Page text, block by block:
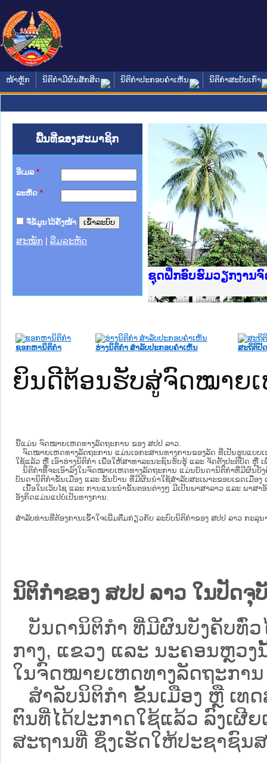
ໜ້າຫຼັກ ນິຕິກໍາມີຜົນສັກສິດ ນິຕິກໍາປະກອບຄໍາເຫັນ ນິຕິກໍາສະບັບເກົ່າ
ພື້ນທີ່ຂອງສະມາຊິກ
ອີເມລ *
ລະຫັດ *
ຈື່ຂໍ້ມູນໄວ້ຄັ້ງໜ້າ
ສະໝັກ ລືມລະຫັດ
Ministry of Justice
ເຜີຍແຜ່ວັບໄຊຈົດໝາຍ
ກະຊວງຍຸຕິທຳ
ຊຸດຝຶກອົບຮົມວຽກງານ
ກອງປະຊຸມທົບທວນຄືນ
ຝຶກອົບຮົມ ຜູ່ປະສານງາ
ຝຶກອົບຮົມ ຜູ່ປະສານງາ
ເຜີຍແຜ່ແອັບກົດໝາຍລ
ເຜີຍແຜ່ແອັບກົດໝາຍລ
ຍົກລະດັບວຽກງານຈົດ
ຊຸດຝຶກອົບຮົມວຽກງານ
ຊອກຫານິຕິກໍາ ຮ່າງນິຕິກໍາ ສໍາລັບປະກອບຄໍາເຫັນ ສະຖິຕິປັ
ຍິນດີຕ້ອນຮັບສູ່ຈົດໝາຍເ
ນີ້ແມ່ນ ຈົດໝາຍເຫດທາງລັດຖະການ ຂອງ ສປປ ລາວ.
ຈົດໝາຍເຫດທາງລັດຖະການ ແມ່ນ​ເອ​ກະ​ສານ​ທາງ​ການ​ຂອງ​ລັດ ທີ່​ເປັນ​ຮູບ​ແບບ​
ໃຊ້ແລ້ວ ຫຼື ເອົາຮ່າງນິຕິກໍາ ເພື່ອໃຫ້​ສາ​ທາ​ລະ​ນະ​ຊົນ​ຮັບ​ຮູ້ ແລະ ຈັດ​ຕັ້ງ​ປະ​ຕິ​ບັດ ຫຼື
ນິ​ຕິ​ກຳ​ທີ່​ຈະ​ເອົາ​ລົງ​ໃນ​ຈົດ​ໝາຍ​ເຫດ​ທາງ​ລັດ​ຖະ​ການ ​ແມ່ນ​ບັນ​ດາ​ນິ​ຕິ​ກຳ​ທີ່​ມີ​ຜົນ​ບັ
ບັນ​ດານິ​ຕິ​ກຳ​ຂັ້ນ​ເມືອງ ແລະ ຂັ້ນ​ບ້ານ ​ທີ່​ມີ​ຜົນ​ນຳ​ໃຊ້​ສຳ​ລັບ​ສະ​ເພາະ​ຂອບ​ເຂດ​ເມືອງ
ເນື້ອໃນ​ເວັບ​ໄຊ​ ແລະ ການແນະນໍາຂັ້ນຕອນຕ່າງໆ ມີເປັນພາສາລາວ ແລະ ພາສ
ອັງກິດແມ່ນແປບໍ່ເປັນທາງການ.
ສໍາລັບທ່ານທີ່ຕ້ອງການເຂົ້າໃຈເພີ່ມຕື່ມກ່ຽວກັບ ລະບົບນິຕິກຳຂອງ ສປປ ລາວ ກະລຸນ
ນິຕິກຳຂອງ ສປປ ລາວ ໃນປັດ
ບັນດານິຕິກໍາ ທີ່ມີຜົນບັງຄັບທົ່
ກາງ, ແຂວງ ແລະ ນະຄອນຫຼວ
ໃນຈົດໝາຍເຫດທາງລັດຖະການ
ສຳລັບນິ​ຕິ​ກຳ ຂັ້ນເມືອງ ຫຼື ເທ
ຕົນທີ່ໄດ້ປະກາດໃຊ້ແລ້ວ ລົງ​ເຜີ
ສະຖານທີ່ ຊຶ່ງເຮັດໃຫ້ປະຊາຊົນສ